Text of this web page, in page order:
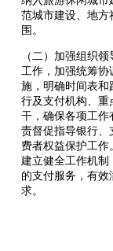
范城市建设、地
围。
（二）加强组织
工作，加强统筹
施，明确时间表
行及支付机构、
干，确保各项工
责督促指导银行
费者权益保护工作
建立健全工作机
的支付服务，有
求。